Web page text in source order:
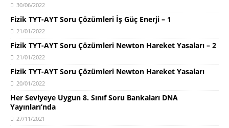
30/06/2022
Fizik TYT-AYT Soru Çözümleri İş Güç Enerji – 1
21/01/2022
Fizik TYT-AYT Soru Çözümleri Newton Hareket Yasaları – 2
21/01/2022
Fizik TYT-AYT Soru Çözümleri Newton Hareket Yasaları
20/01/2022
Her Seviyeye Uygun 8. Sınıf Soru Bankaları DNA
Yayınları’nda
27/11/2021